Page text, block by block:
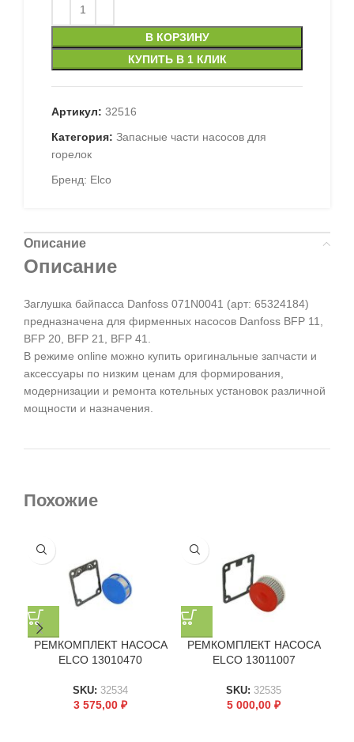
В КОРЗИНУ
КУПИТЬ В 1 КЛИК
Артикул: 32516
Категория: Запасные части насосов для
горелок
Бренд: Elco
Описание
Описание
Заглушка байпасса Danfoss 071N0041 (арт: 65324184)
предназначена для фирменных насосов Danfoss BFP 11,
BFP 20, BFP 21, BFP 41.
В режиме online можно купить оригинальные запчасти и
аксессуары по низким ценам для формирования,
модернизации и ремонта котельных установок различной
мощности и назначения.
Похожие
РЕМКОМПЛЕКТ НАСОСА
ELCO 13010470
SKU: 32534
3 575,00 ₽
РЕМКОМПЛЕКТ НАСОСА
ELCO 13011007
SKU: 32535
5 000,00 ₽